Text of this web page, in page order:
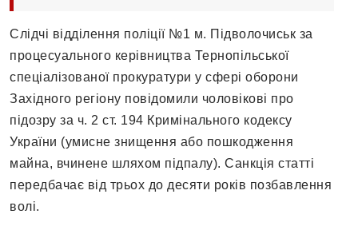
Слідчі відділення поліції №1 м. Підволочиськ за
процесуального керівництва Тернопільської
спеціалізованої прокуратури у сфері оборони
Західного регіону повідомили чоловікові про
підозру за ч. 2 ст. 194 Кримінального кодексу
України (умисне знищення або пошкодження
майна, вчинене шляхом підпалу). Санкція статті
передбачає від трьох до десяти років позбавлення
волі.